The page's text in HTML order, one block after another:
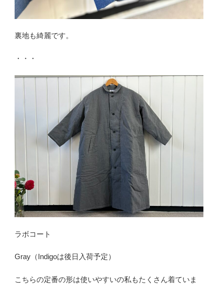
裏地も綺麗です。
・・・
ラボコート
Gray（Indigoは後日入荷予定）
こちらの定番の形は使いやすいの私もたくさん着ていま